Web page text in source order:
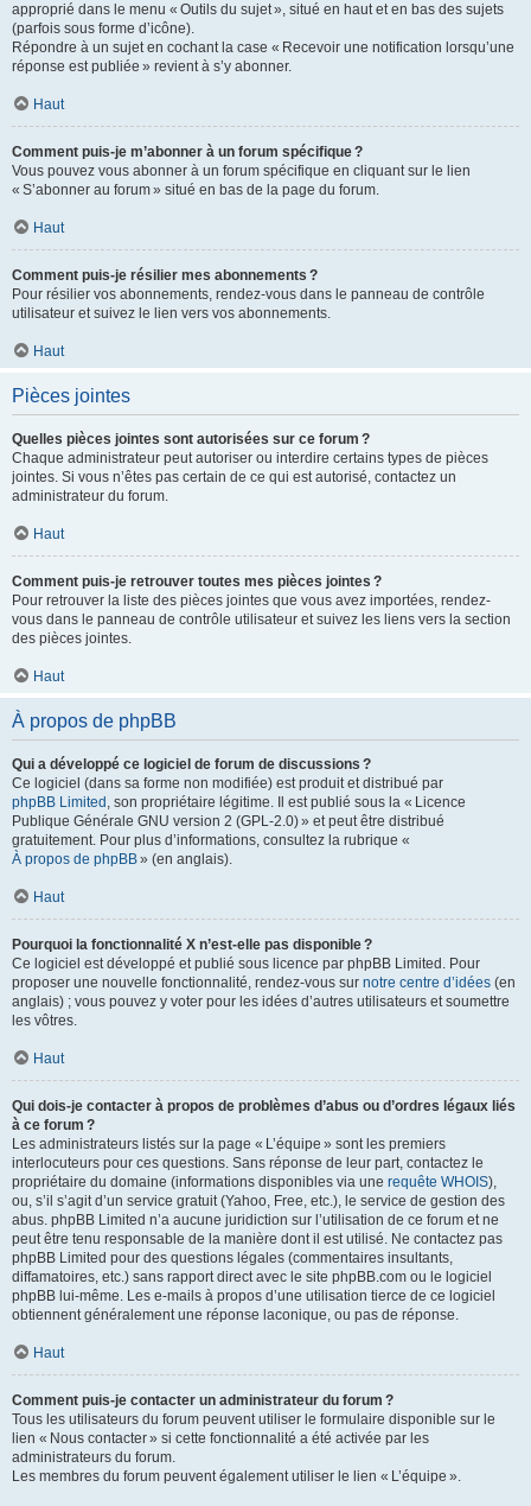
approprié dans le menu « Outils du sujet », situé en haut et en bas des sujets
(parfois sous forme d’icône).
Répondre à un sujet en cochant la case « Recevoir une notification lorsqu’une
réponse est publiée » revient à s’y abonner.
Haut
Comment puis-je m’abonner à un forum spécifique ?
Vous pouvez vous abonner à un forum spécifique en cliquant sur le lien
« S’abonner au forum » situé en bas de la page du forum.
Haut
Comment puis-je résilier mes abonnements ?
Pour résilier vos abonnements, rendez-vous dans le panneau de contrôle
utilisateur et suivez le lien vers vos abonnements.
Haut
Pièces jointes
Quelles pièces jointes sont autorisées sur ce forum ?
Chaque administrateur peut autoriser ou interdire certains types de pièces
jointes. Si vous n’êtes pas certain de ce qui est autorisé, contactez un
administrateur du forum.
Haut
Comment puis-je retrouver toutes mes pièces jointes ?
Pour retrouver la liste des pièces jointes que vous avez importées, rendez-
vous dans le panneau de contrôle utilisateur et suivez les liens vers la section
des pièces jointes.
Haut
À propos de phpBB
Qui a développé ce logiciel de forum de discussions ?
Ce logiciel (dans sa forme non modifiée) est produit et distribué par
phpBB Limited , son propriétaire légitime. Il est publié sous la « Licence
Publique Générale GNU version 2 (GPL-2.0) » et peut être distribué
gratuitement. Pour plus d’informations, consultez la rubrique «
À propos de phpBB» (en anglais).
Haut
Pourquoi la fonctionnalité X n’est-elle pas disponible ?
Ce logiciel est développé et publié sous licence par phpBB Limited. Pour
proposer une nouvelle fonctionnalité, rendez-vous sur notre centre d’idées (en
anglais) ; vous pouvez y voter pour les idées d’autres utilisateurs et soumettre
les vôtres.
Haut
Qui dois-je contacter à propos de problèmes d’abus ou d’ordres légaux liés
à ce forum ?
Les administrateurs listés sur la page « L’équipe » sont les premiers
interlocuteurs pour ces questions. Sans réponse de leur part, contactez le
propriétaire du domaine (informations disponibles via une requête WHOIS),
ou, s’il s’agit d’un service gratuit (Yahoo, Free, etc.), le service de gestion des
abus. phpBB Limited n’a aucune juridiction sur l’utilisation de ce forum et ne
peut être tenu responsable de la manière dont il est utilisé. Ne contactez pas
phpBB Limited pour des questions légales (commentaires insultants,
diffamatoires, etc.) sans rapport direct avec le site phpBB.com ou le logiciel
phpBB lui-même. Les e-mails à propos d’une utilisation tierce de ce logiciel
obtiennent généralement une réponse laconique, ou pas de réponse.
Haut
Comment puis-je contacter un administrateur du forum ?
Tous les utilisateurs du forum peuvent utiliser le formulaire disponible sur le
lien « Nous contacter » si cette fonctionnalité a été activée par les
administrateurs du forum.
Les membres du forum peuvent également utiliser le lien « L’équipe ».